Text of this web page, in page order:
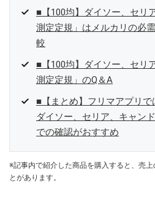
■【100均】ダイソー、セリ
測定定規」はメルカリの必
較
■【100均】ダイソー、セリ
測定定規」のQ＆A
■【まとめ】フリマアプリで
ダイソー、セリア、キャン
での確認がおすすめ
※記事内で紹介した商品を購入すると、売
とがあります。